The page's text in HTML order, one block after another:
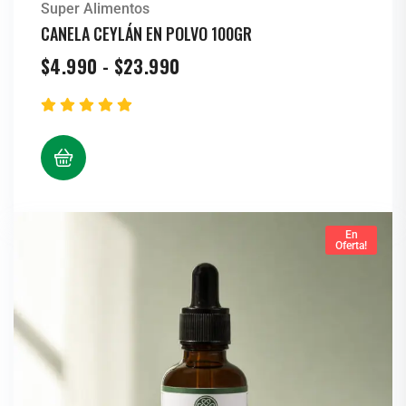
Super Alimentos
CANELA CEYLÁN EN POLVO 100GR
$4.990 - $23.990
En
Oferta!